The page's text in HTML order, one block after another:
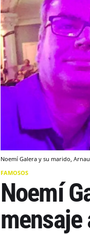
Noemí Galera y su marido,
FAMOSOS
Noemí
mensaje